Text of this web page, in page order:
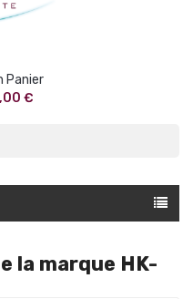
Panier
€
la marque HK-